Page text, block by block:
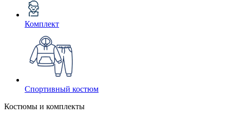
Комплект
Спортивный костюм
Костюмы и комплекты